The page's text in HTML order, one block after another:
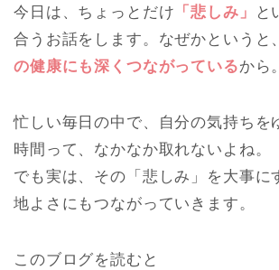
今日は、ちょっとだけ 「悲しみ」
と
合うお話をします。なぜかというと
の健康にも深くつながっているから。
忙しい毎日の中で、自分の気持ちを
時間って、なかなか取れないよね。
でも実は、その「悲しみ」を大事に
地よさにもつながっていきます。
このブログを読むと